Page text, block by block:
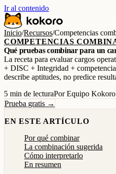
Ir al contenido
Inicio/Recursos/Competencias
COMPETENCIAS
Qué pruebas combinar para un
La receta para evaluar cargos
+ DISC + Integridad +
describe aptitudes, no predice
5 min de lecturaPor Equipo Kokoro
Prueba gratis →
EN ESTE ARTÍCULO
Por qué combinar
La combinación sugerida
Cómo interpretarlo
En resumen